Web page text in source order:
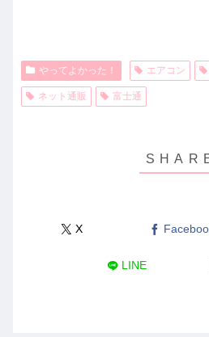
やってよかった！ エアコン
ネット通販 富士通
X
LINE